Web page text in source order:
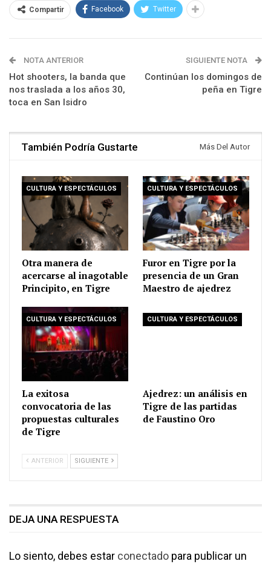
Compartir Facebook Twitter
NOTA ANTERIOR
Hot shooters, la banda que
nos traslada a los años 30,
toca en San Isidro
SIGUIENTE NOTA
Continúan los domingos de
peña en Tigre
También Podría Gustarte Más Del Autor
CULTURA Y ESPECTÁCULOS
Otra manera de
acercarse al inagotable
Principito, en Tigre
CULTURA Y ESPECTÁCULOS
Furor en Tigre por la
presencia de un Gran
Maestro de ajedrez
CULTURA Y ESPECTÁCULOS
La exitosa
convocatoria de las
propuestas culturales
de Tigre
CULTURA Y ESPECTÁCULOS
Ajedrez: un análisis en
Tigre de las partidas
de Faustino Oro
ANTERIOR SIGUIENTE
DEJA UNA RESPUESTA
Lo siento, debes estar conectado para publicar un